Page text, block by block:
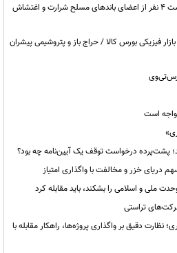
تروریستی رژیم صهیونیستی و بازداشت ۴ نفر از اعضای باندهای مسلح شرارت و اغتشاش
تن کالا در بازار فیزیکی بورس کالا / حراج باز و پتروشیمی پیشران
است
پشت‌پرده درخواست توقف یک آیین‌نامه چه بود؟
دریای خزر و مخالفت با واگذاری امتیاز
ملی و اسلامی را بشکند، باید مقابله کرد
نظارت دقیق بر واگذاری پروژه‌ها، راهکار مقابله با